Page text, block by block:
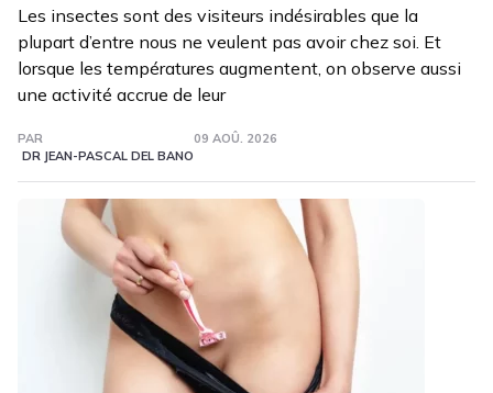
Les insectes sont des visiteurs indésirables que la
plupart d’entre nous ne veulent pas avoir chez soi. Et
lorsque les températures augmentent, on observe aussi
une activité accrue de leur
PAR
DR JEAN-PASCAL DEL BANO
09 AOÛ. 2026